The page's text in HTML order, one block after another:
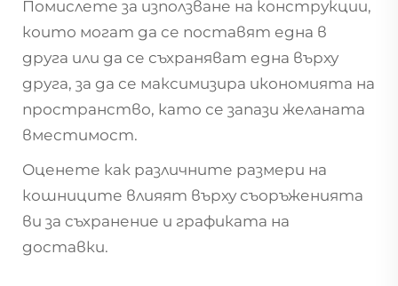
Помислете за използване на конструкции,
които могат да се поставят една в
друга или да се съхраняват една върху
друга, за да се максимизира икономията на
пространство, като се запази желаната
вместимост.
Оценете как различните размери на
кошниците влияят върху съоръженията
ви за съхранение и графиката на
доставки.